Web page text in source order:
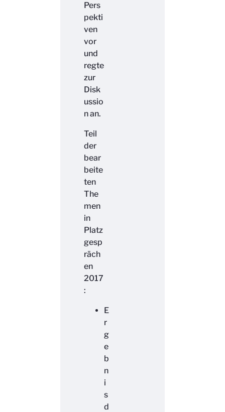
Pers
pekti
ven
vor
und
regte
zur
Disk
ussio
n an.
Teil
der
bear
beite
ten
The
men
in
Platz
gesp
räch
en
2017
:
E
r
g
e
b
n
i
s
d